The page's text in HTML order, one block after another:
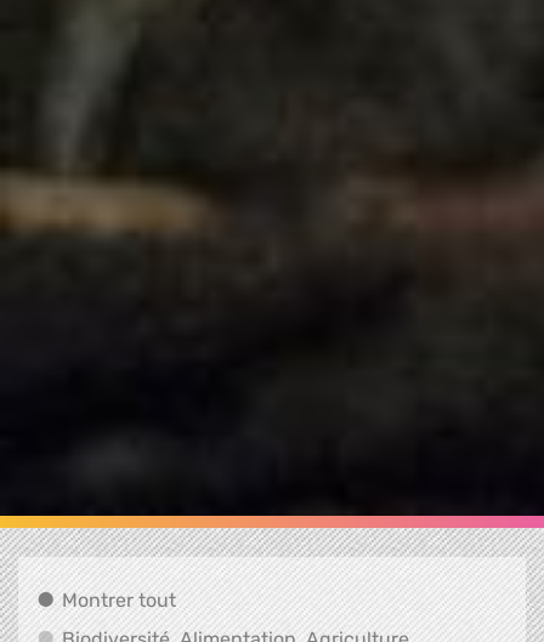
Montrer toutMontrer tout